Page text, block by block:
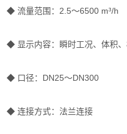
◆ 流量范围：2.5～6500 m³/h
◆ 显示内容：瞬时工况、体积
◆ 口径：DN25～DN300
◆ 连接方式：法兰连接